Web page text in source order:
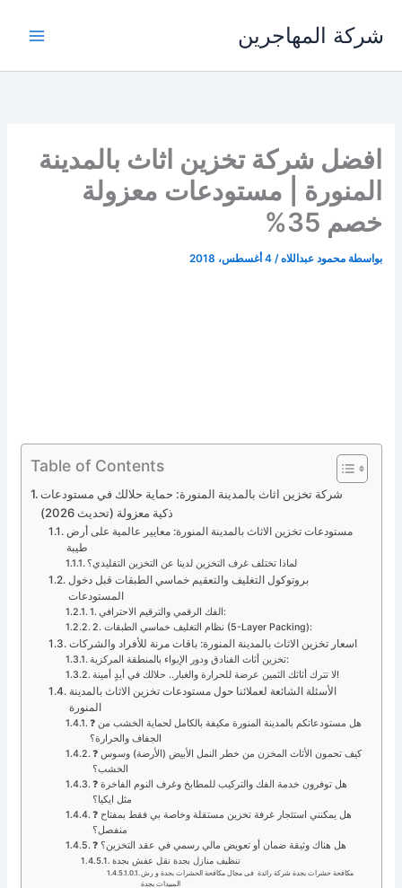
المحتوى
شركة المهاجرين
افضل شركة تخزين اثاث بالمدينة
المنورة | مستودعات معزولة
خصم 35%
بواسطة محمود عبداللاه/4 أغسطس، 2018
Table of Contents
شركة تخزين اثاث بالمدينة المنورة: حماية حلالك في مستودعات
ذكية معزولة (تحديث 2026)
مستودعات تخزين الاثاث بالمدينة المنورة: معايير عالمية على أرض
طيبة
لماذا تختلف غرف التخزين لدينا عن التخزين التقليدي؟
بروتوكول التغليف والتعقيم خماسي الطبقات قبل دخول
المستودعات
1. الفك الرقمي والترقيم الاحترافي:
2. نظام التغليف خماسي الطبقات (5-Layer Packing):
اسعار تخزين الاثاث بالمدينة المنورة: باقات مرنة للأفراد والشركات
تخزين أثاث الفنادق ودور الإيواء بالمنطقة المركزية:
لا تترك أثاثك الثمين عرضة للحرارة والغبار.. حلالك في أيدٍ أمينة!
الأسئلة الشائعة لعملائنا حول مستودعات تخزين الاثاث بالمدينة
المنورة
❓ هل مستودعاتكم بالمدينة المنورة مكيفة بالكامل لحماية الخشب من
الجفاف والحرارة؟
❓ كيف تحمون الأثاث المخزن من خطر النمل الأبيض (الأرضة) وسوس
الخشب؟
❓ هل توفرون خدمة الفك والتركيب للمطابخ وغرف النوم الفاخرة
مثل ايكيا؟
❓ هل يمكنني استئجار غرفة تخزين مستقلة وخاصة بي فقط بمفتاح
منفصل؟
❓ هل هناك وثيقة ضمان أو تعويض مالي رسمي في عقد التخزين؟
تنظيف منازل بجدة نقل عفش بجدة
مكافحة حشرات بجدة شركة رائدة فى مجال مكافحة الحشرات بجدة و رش